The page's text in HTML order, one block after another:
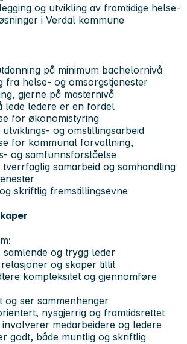
og utvikling av framtidige helse-
i Verdal kommune
på minimum bachelornivå
fra helse- og omsorgstjenester
gjerne på masternivå
lede ledere er en fordel
for økonomistyring
utviklings- og omstillingsarbeid
for kommunal forvaltning,
og samfunnsforståelse
tverrfaglig samarbeid og samhandling
skriftlig fremstillingsevne
samlende og trygg leder
og skaper tillit
kompleksitet og gjennomføre
og ser sammenhenger
nysgjerrig og framtidsrettet
medarbeidere og ledere
godt, både muntlig og skriftlig